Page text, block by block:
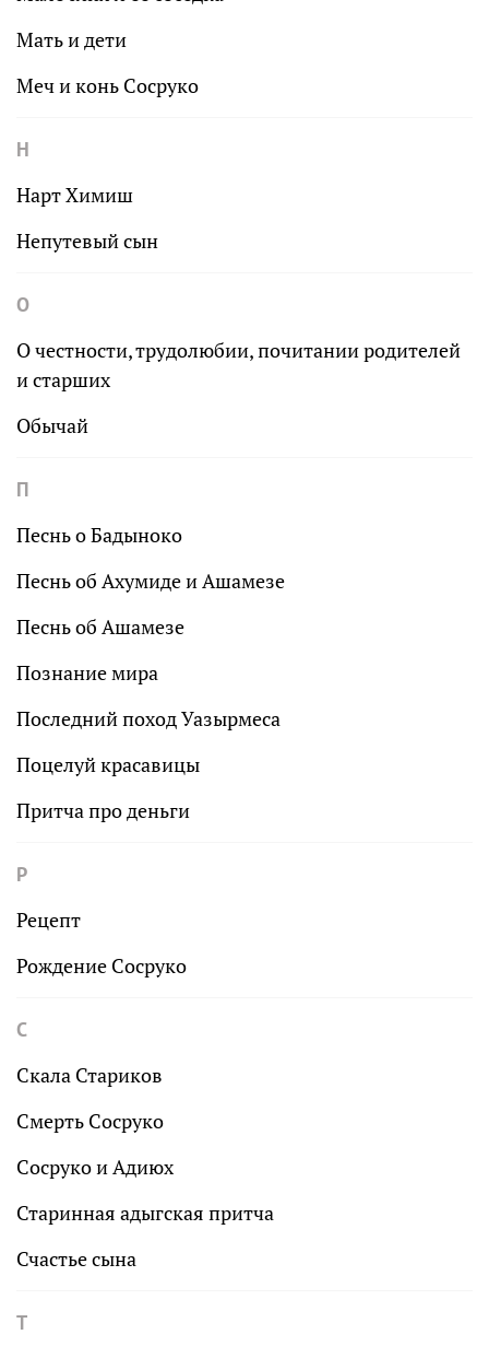
Мать и дети
Меч и конь Сосруко
Н
Нарт Химиш
Непутевый сын
О
О честности, трудолюбии, почитании родителей
и старших
Обычай
П
Песнь о Бадыноко
Песнь об Ахумиде и Ашамезе
Песнь об Ашамезе
Познание мира
Последний поход Уазырмеса
Поцелуй красавицы
Притча про деньги
Р
Рецепт
Рождение Сосруко
С
Скала Стариков
Смерть Сосруко
Сосруко и Адиюх
Старинная адыгская притча
Счастье сына
Т